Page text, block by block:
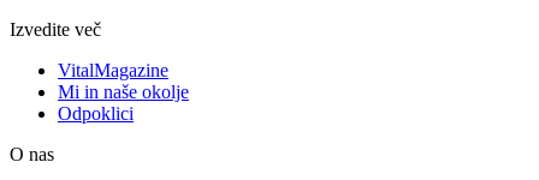
Izvedite več
VitalMagazine
Mi in naše okolje
Odpoklici
O nas